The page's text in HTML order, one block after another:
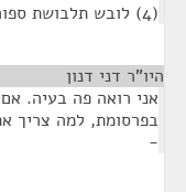
(4) לובש תלבושת ספורט או בגד ים."
היו"ר דני דנון
אני רואה פה בעיה.
בפרסומת, למה צריך
-